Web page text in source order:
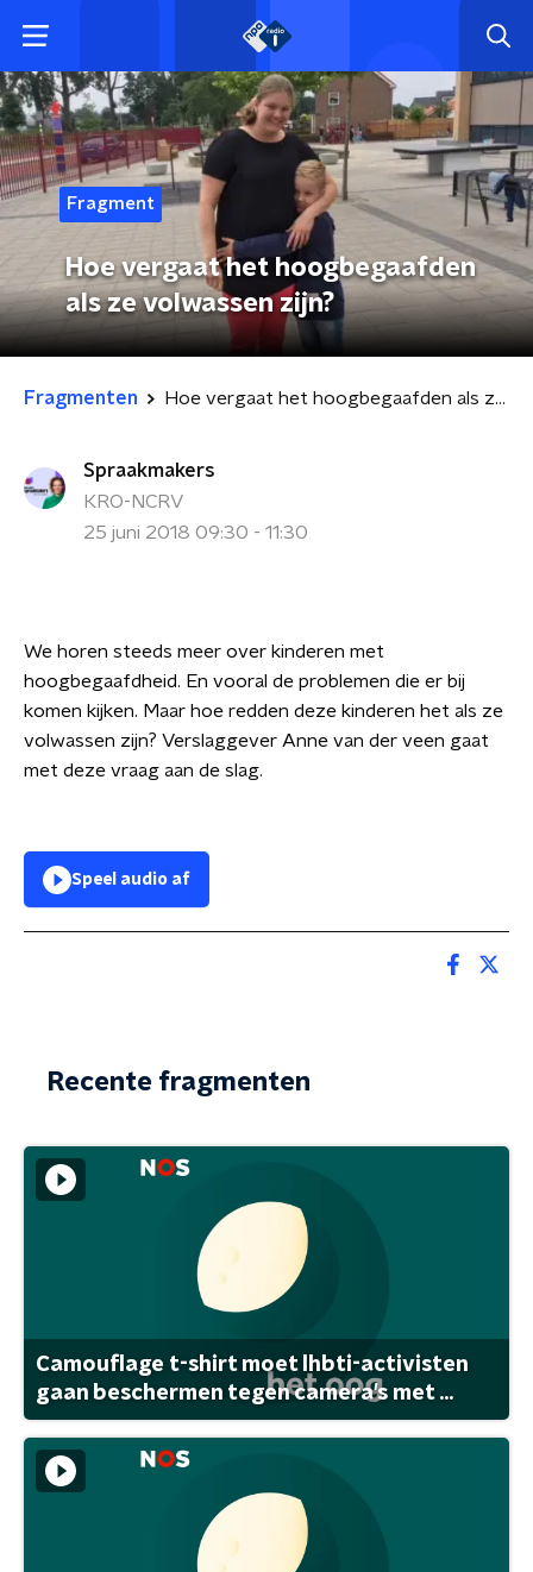
Fragment
Hoe vergaat het hoogbegaafden
als ze volwassen zijn?
Fragmenten Hoe vergaat het hoogbegaafden als ze volwassen zijn?
Spraakmakers
KRO-NCRV
25 juni 2018 09:30 - 11:30
We horen steeds meer over kinderen met
hoogbegaafdheid. En vooral de problemen die er bij
komen kijken. Maar hoe redden deze kinderen het als ze
volwassen zijn? Verslaggever Anne van der veen gaat
met deze vraag aan de slag.
Speel audio af
Recente fragmenten
Camouflage t-shirt moet lhbti-activisten
gaan beschermen tegen camera's met ...